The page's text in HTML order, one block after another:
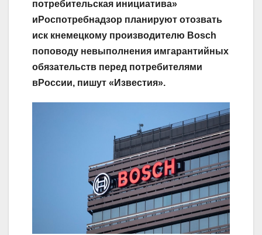
потребительская инициатива»
иРоспотребнадзор планируют отозвать
иск кнемецкому производителю Bosch
поповоду невыполнения имгарантийных
обязательств перед потребителями
вРоссии, пишут «Известия».